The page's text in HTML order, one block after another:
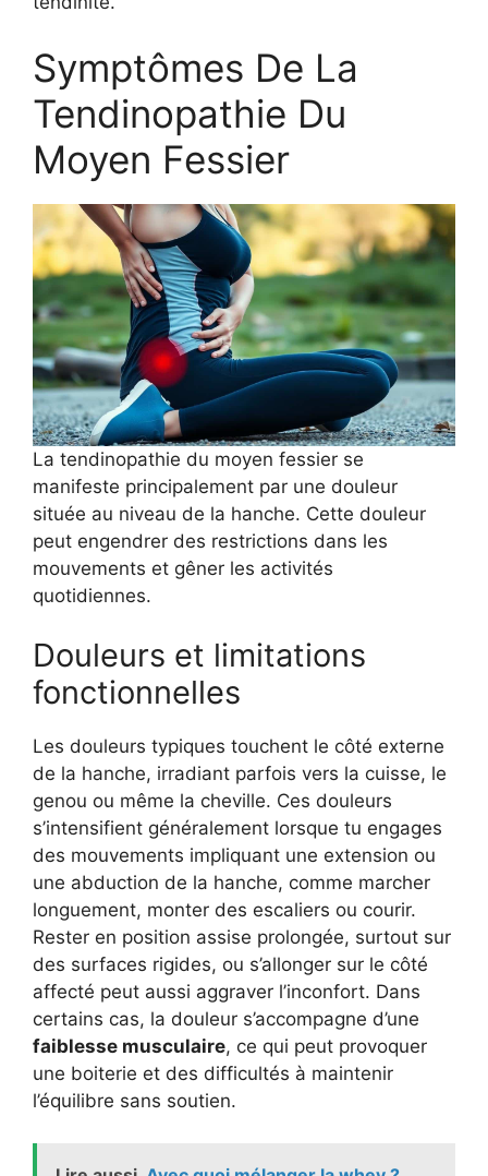
Symptômes De La
Tendinopathie Du
Moyen Fessier
La tendinopathie du moyen fessier se
manifeste principalement par une douleur
située au niveau de la hanche. Cette douleur
peut engendrer des restrictions dans les
mouvements et gêner les activités
quotidiennes.
Douleurs et limitations
fonctionnelles
Les douleurs typiques touchent le côté externe
de la hanche, irradiant parfois vers la cuisse, le
genou ou même la cheville. Ces douleurs
s’intensifient généralement lorsque tu engages
des mouvements impliquant une extension ou
une abduction de la hanche, comme marcher
longuement, monter des escaliers ou courir.
Rester en position assise prolongée, surtout sur
des surfaces rigides, ou s’allonger sur le côté
affecté peut aussi aggraver l’inconfort. Dans
certains cas, la douleur s’accompagne d’une
faiblesse musculaire, ce qui peut provoquer
une boiterie et des difficultés à maintenir
l’équilibre sans soutien.